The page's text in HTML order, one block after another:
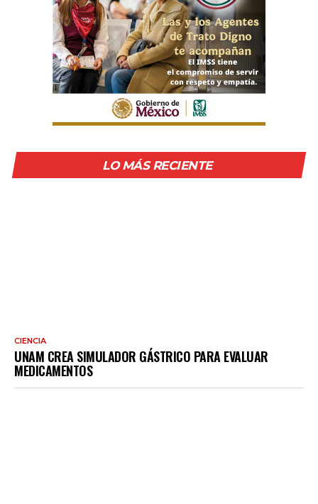
LO MÁS RECIENTE
CIENCIA
UNAM CREA SIMULADOR GÁSTRICO PARA EVALUAR
MEDICAMENTOS